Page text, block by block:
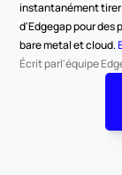
instantanément tirer
d'Edgegap pour des
bare metal et cloud.
Écrit parl'équipe